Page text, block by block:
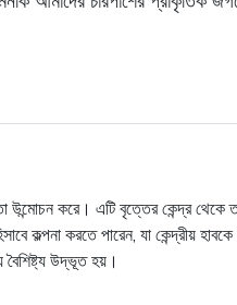
করে। এটি বৃত্তের কেন্দ্র থেকে
করতে পারেন, যা কেন্দ্রীয়
উদ্ভূত হয়।